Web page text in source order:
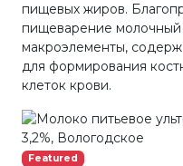
пищевых жиров.
пищеварение молочный
макроэлементы,
для формирования
клеток крови.
Featured